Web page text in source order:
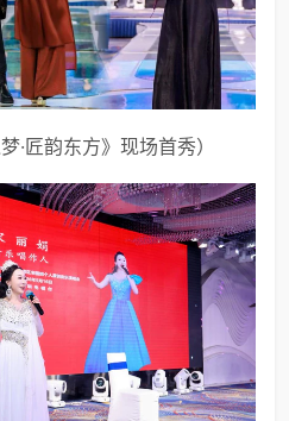
·匠韵东方》现场首秀）